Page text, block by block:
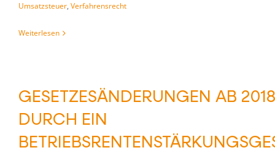
Umsatzsteuer, Verfahrensrecht
Weiterlesen
GESETZESÄNDERUNGEN AB 2018
DURCH EIN